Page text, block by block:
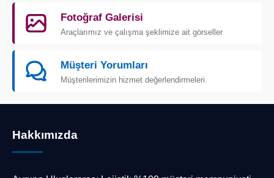
Fotoğraf Galerisi
Araçlarımız ve çalışma şeklimize ait görseller
Müşteri Yorumları
Müşterilerimizin hizmet değerlendirmeleri.
Hakkımızda